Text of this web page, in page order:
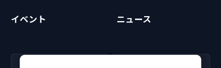
イベント ニュース